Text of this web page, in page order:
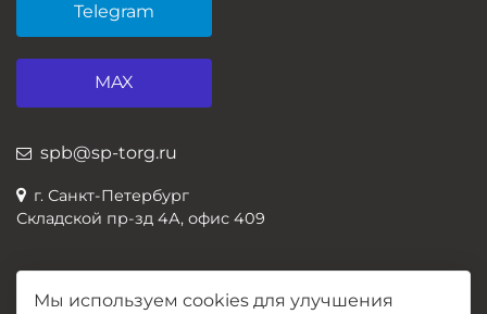
Telegram
MAX
spb@sp-torg.ru
г. Санкт-Петербург
Складской пр-зд 4А, офис 409
Мы используем cookies для улучшения